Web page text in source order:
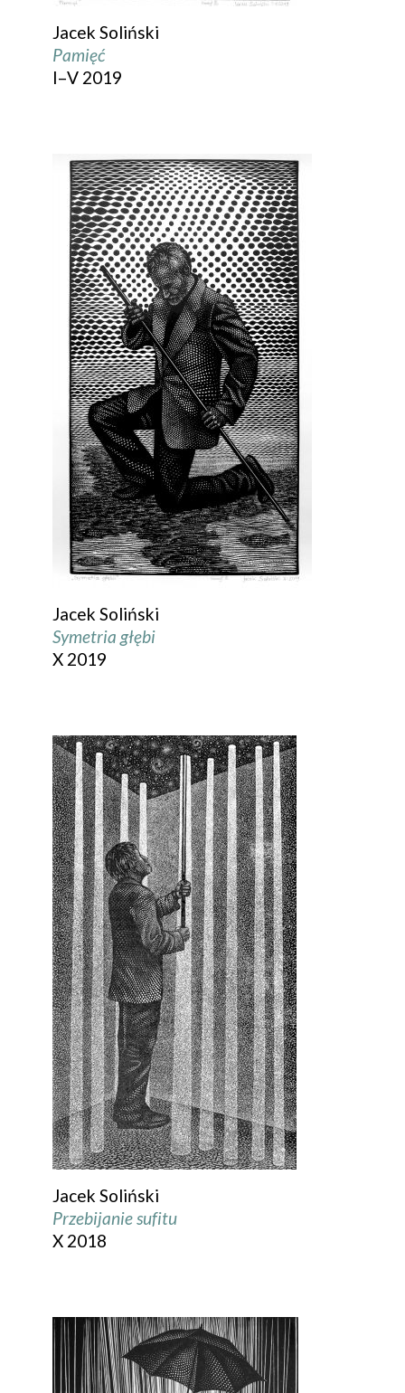
Jacek Soliński
Pamięć
I–V 2019
Jacek Soliński
Symetria głębi
X 2019
Jacek Soliński
Przebijanie sufitu
X 2018